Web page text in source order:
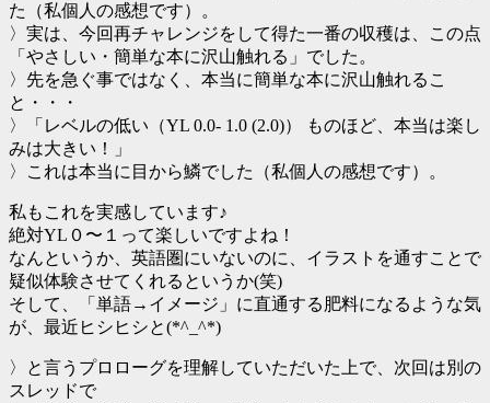
た（私個人の感想です）。
〉実は、今回再チャレンジをして得た一番の収穫は、この点
「やさしい・簡単な本に沢山触れる」でした。
〉先を急ぐ事ではなく、本当に簡単な本に沢山触れるこ
と・・・
〉「レベルの低い（YL 0.0- 1.0 (2.0)） ものほど、本当は楽し
みは大きい！」
〉これは本当に目から鱗でした（私個人の感想です）。
私もこれを実感しています♪
絶対YL０〜１って楽しいですよね！
なんというか、英語圏にいないのに、イラストを通すことで
疑似体験させてくれるというか(笑)
そして、「単語→イメージ」に直通する肥料になるような気
が、最近ヒシヒシと(*^_^*)
〉と言うプロローグを理解していただいた上で、次回は別の
スレッドで